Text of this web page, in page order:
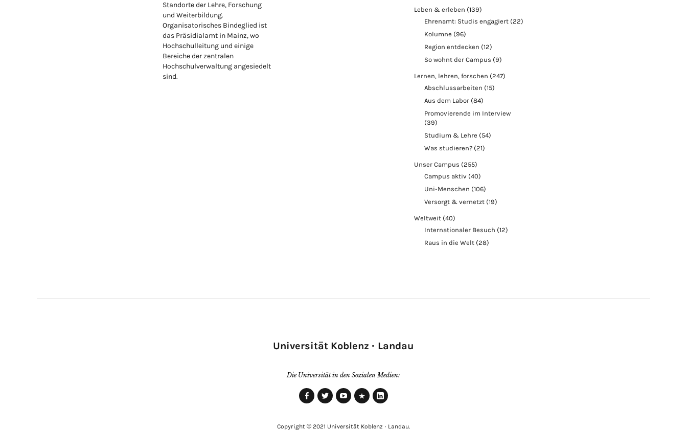
Standorte der Lehre, Forschung
und Weiterbildung.
Organisatorisches Bindeglied ist
das Präsidialamt in Mainz, wo
Hochschulleitung und einige
Bereiche der zentralen
Hochschulverwaltung angesiedelt
sind.
Leben & erleben (139)
Ehrenamt: Studis engagiert (22)
Kolumne (96)
Region entdecken (12)
So wohnt der Campus (9)
Lernen, lehren, forschen (247)
Abschlussarbeiten (15)
Aus dem Labor (84)
Promovierende im Interview
(39)
Studium & Lehre (54)
Was studieren? (21)
Unser Campus (255)
Campus aktiv (40)
Uni-Menschen (106)
Versorgt & vernetzt (19)
Weltweit (40)
Internationaler Besuch (12)
Raus in die Welt (28)
Universität Koblenz · Landau
Die Universität in den Sozialen Medien:
Copyright © 2021 Universität Koblenz · Landau